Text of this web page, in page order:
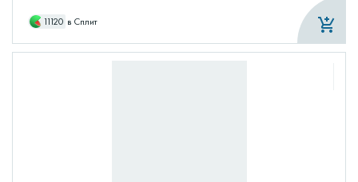
11120 в Сплит